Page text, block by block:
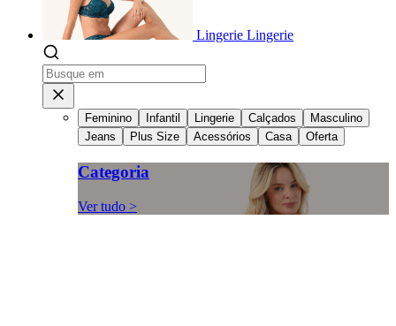
Lingerie Lingerie
Feminino Infantil Lingerie Calçados
Masculino
Jeans
Plus Size Acessórios Casa Oferta
Categoria
Ver tudo >